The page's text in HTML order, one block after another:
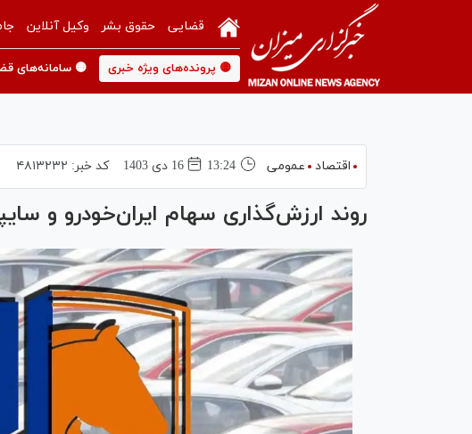
قضایی حقوق بشر وکیل آنلاین
🟡 پرونده‌های ویژه خبری 🟡 سامانه‌های
اقتصاد عمومی 13:24 16 دی 1403 کد خبر: ۴۸۱۳۲۳۲
روند ارزش‌گذاری سهام ایران‌خودرو و